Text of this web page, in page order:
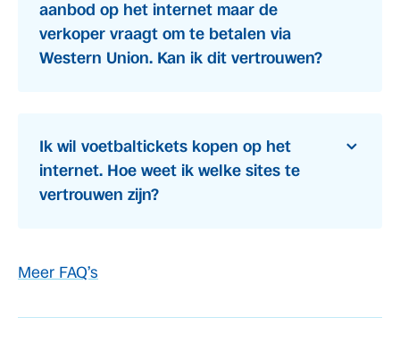
aanbod op het internet maar de
verkoper vraagt om te betalen via
Western Union. Kan ik dit vertrouwen?
Ik wil voetbaltickets kopen op het
internet. Hoe weet ik welke sites te
vertrouwen zijn?
Meer FAQ’s